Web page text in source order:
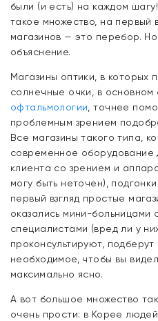
были (и есть) на каждом
такое множество, на первый
магазинов — это перебор.
объяснение.
Магазины оптики, в которых
солнечные очки, в основном
офтальмологии , точнее
проблемным зрением
Все магазины такого типа,
современное
клиента со зрением и
могу быть неточен),
первый взгляд простые
оказались мини-
специалистами (вред ли у
проконсультируют,
необходимое, чтобы вы
максимально ясно.
А вот большое множество
очень прости: в Корее